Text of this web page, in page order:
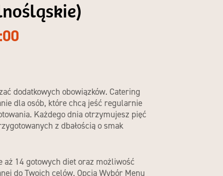
dodatkowych obowiązków. Catering
dla osób, które chcą jeść regularnie
Każdego dnia otrzymujesz pięć
z dbałością o smak
aż 14 gotowych diet oraz możliwość
do Twoich celów. Opcja Wybór Menu